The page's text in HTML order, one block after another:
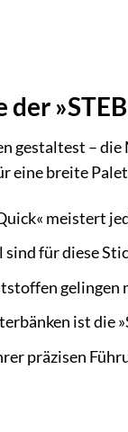
– die
eine breite
meistert
für diese
gelingen
ist die
präzisen